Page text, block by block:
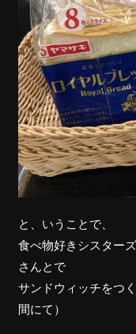
と、いうことで、
食べ物好きシスター
さんとで
サンドウィッチをつ
間にて）